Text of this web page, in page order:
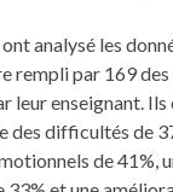
analysé les
rempli par 169
leur enseignant. Ils
des difficultés de
de 41%,